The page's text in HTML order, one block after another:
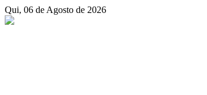
Qui, 06 de Agosto de 2026